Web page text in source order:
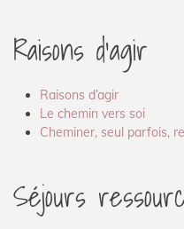
Raisons d’agir
Raisons d’agir
Le chemin vers soi
Cheminer, seul parfois,
Séjours